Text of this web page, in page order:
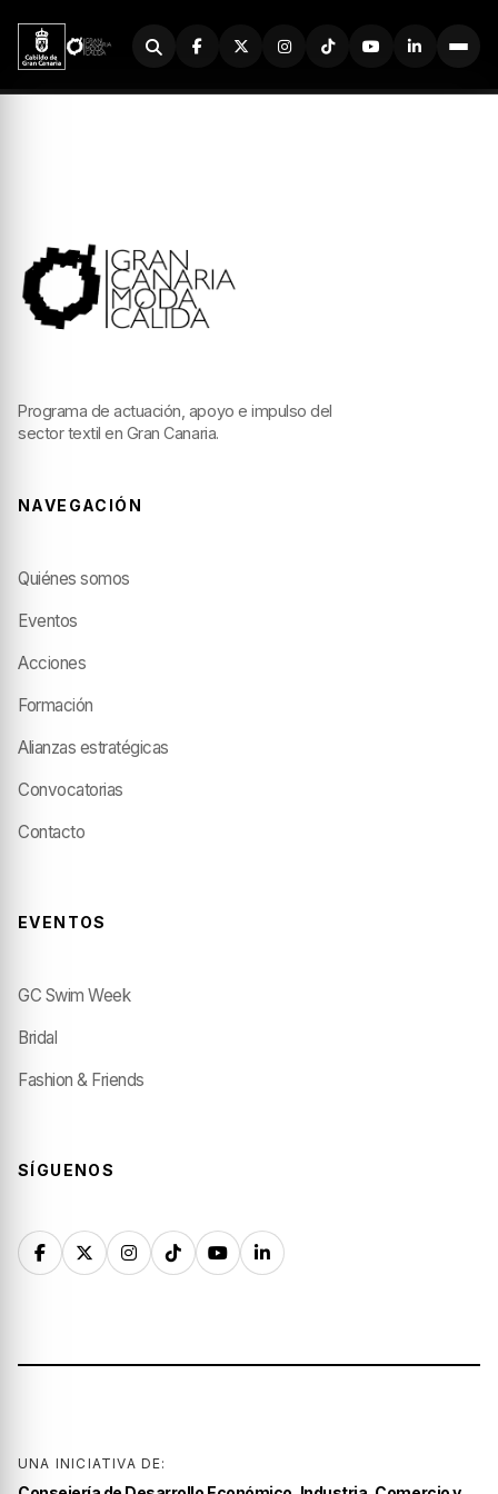
Buscador
Programa de actuación, apoyo e impulso del
sector textil en Gran Canaria.
NAVEGACIÓN
Quiénes somos
Eventos
Acciones
Formación
Alianzas estratégicas
Convocatorias
Contacto
EVENTOS
GC Swim Week
Bridal
Fashion & Friends
SÍGUENOS
UNA INICIATIVA DE: